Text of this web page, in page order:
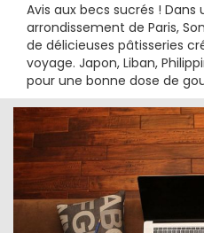
Avis aux becs sucrés ! Dans
arrondissement de Paris,
de délicieuses pâtisseries
voyage. Japon, Liban,
pour une bonne dose de